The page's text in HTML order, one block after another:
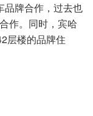
品牌合作，过去也
作。同时，宾哈
层楼的品牌住